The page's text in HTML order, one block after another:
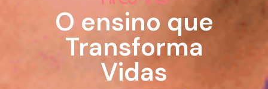
O ensino que
Transforma
Vidas